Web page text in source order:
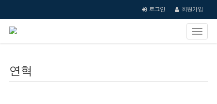
로그인 회원가입
연혁